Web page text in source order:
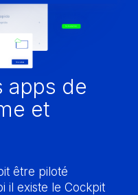
apps de
et
être piloté
il existe le Cockpit